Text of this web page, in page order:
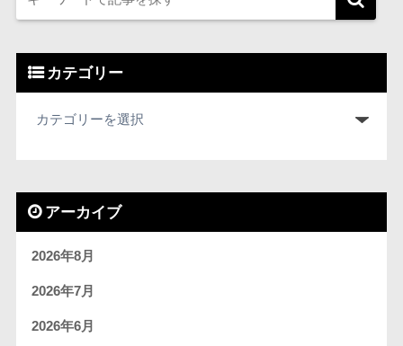
カテゴリー
アーカイブ
2026年8月
2026年7月
2026年6月